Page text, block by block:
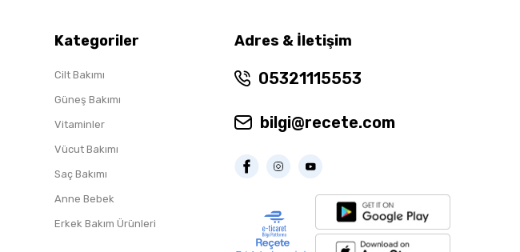
Kategoriler
Cilt Bakımı
Güneş Bakımı
Vitaminler
Vücut Bakımı
Saç Bakımı
Anne Bebek
Erkek Bakım Ürünleri
Adres & İletişim
05321115553
bilgi@recete.com